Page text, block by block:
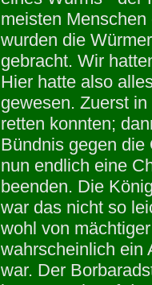
meisten
wurden die
gebracht. Wir
Hier hatte also
gewesen. Zuerst
retten konnten;
Bündnis gegen
nun endlich eine
beenden. Die
war das nicht so
wohl von
wahrscheinlich ein
war. Der